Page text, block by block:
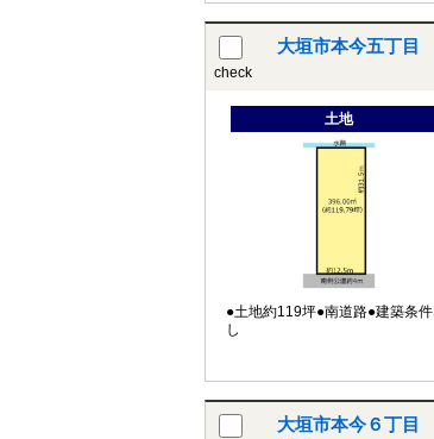
check
大垣市本今五丁目
土地
●土地約119坪●南道路●建築条
し
大垣市本今６丁